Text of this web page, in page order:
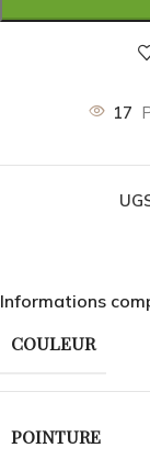
17
Informations
COULEUR
POINTURE